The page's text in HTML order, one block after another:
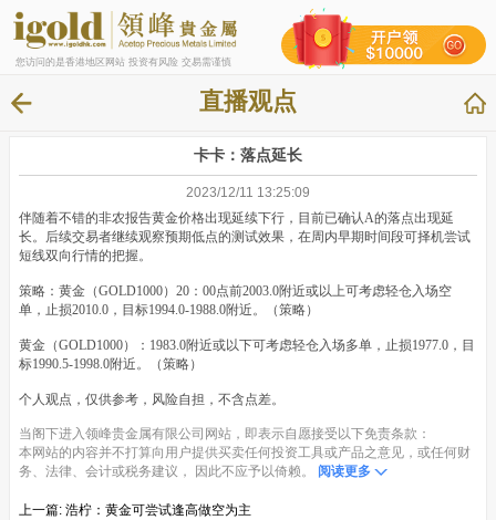
您访问的是香港地区网站 投资有风险 交易需谨慎
直播观点
卡卡：落点延长
2023/12/11 13:25:09
伴随着不错的非农报告黄金价格出现延续下行，目前已确认A的落点出现延
长。后续交易者继续观察预期低点的测试效果，在周内早期时间段可择机尝试
短线双向行情的把握。
策略：黄金（GOLD1000）20：00点前2003.0附近或以上可考虑轻仓入场空
单，止损2010.0，目标1994.0-1988.0附近。（策略）
黄金（GOLD1000）：1983.0附近或以下可考虑轻仓入场多单，止损1977.0，目
标1990.5-1998.0附近。（策略）
个人观点，仅供参考，风险自担，不含点差。
当阁下进入领峰贵金属有限公司网站，即表示自愿接受以下免责条款：
本网站的内容并不打算向用户提供买卖任何投资工具或产品之意见，或任何财
务、法律、会计或税务建议， 因此不应予以倚赖。
阅读更多
上一篇: 浩柠：黄金可尝试逢高做空为主